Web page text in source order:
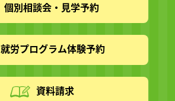
個別相談会・見学予約
就労プログラム体験予約
資料請求